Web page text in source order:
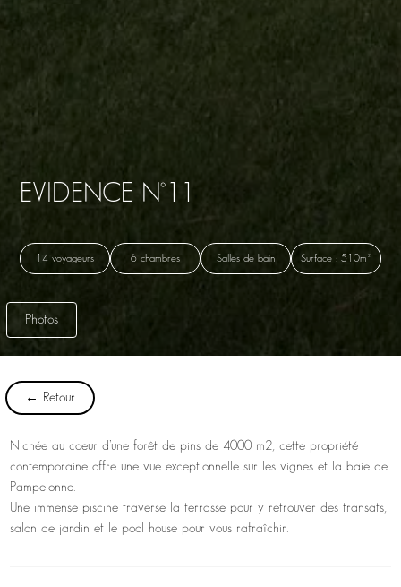
EVIDENCE N°11
14 voyageurs 6 chambres Salles de bain Surface : 510m²
Photos
← Retour
Nichée au coeur d’une forêt de pins de 4000 m2, cette propriété
contemporaine offre une vue exceptionnelle sur les vignes et la baie de
Pampelonne.
Une immense piscine traverse la terrasse pour y retrouver des transats,
salon de jardin et le pool house pour vous rafraîchir.